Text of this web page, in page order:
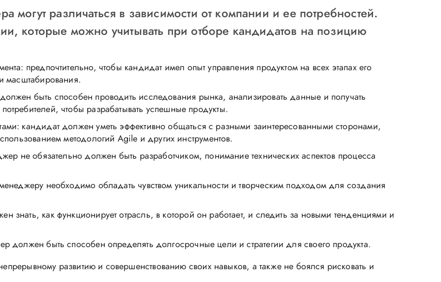
могут различаться в зависимости от компании и ее потребностей.
которые можно учитывать при отборе кандидатов на позицию
предпочтительно, чтобы кандидат имел опыт управления продуктом на всех этапах его
масштабирования.
быть способен проводить исследования рынка, анализировать данные и получать
чтобы разрабатывать успешные продукты.
кандидат должен уметь эффективно общаться с разными заинтересованными сторонами,
методологий Agile и других инструментов.
не обязательно должен быть разработчиком, понимание технических аспектов процесса
необходимо обладать чувством уникальности и творческим подходом для создания
знать, как функционирует отрасль, в которой он работает, и следить за новыми тенденциями и
должен быть способен определять долгосрочные цели и стратегии для своего продукта.
развитию и совершенствованию своих навыков, а также не боялся рисковать и